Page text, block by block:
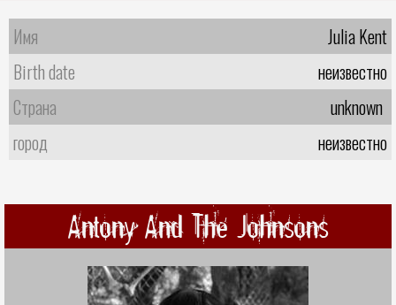
Имя
Julia Kent
Birth date
неизвестно
Страна
unknown
город
неизвестно
Antony And The Johnsons